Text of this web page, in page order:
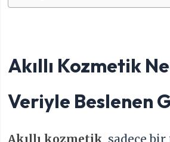
Akıllı Kozmetik
Veriyle Beslenen
Akıllı kozmetik , sadece